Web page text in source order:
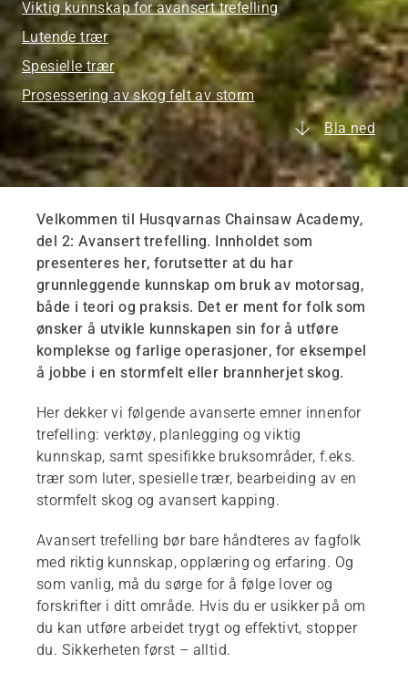
Viktig kunnskap for avansert trefelling
Lutende trær
Spesielle trær
Prosessering av skog felt av storm
Bla ned
Velkommen til Husqvarnas Chainsaw Academy,
del 2: Avansert trefelling. Innholdet som
presenteres her, forutsetter at du har
grunnleggende kunnskap om bruk av motorsag,
både i teori og praksis. Det er ment for folk som
ønsker å utvikle kunnskapen sin for å utføre
komplekse og farlige operasjoner, for eksempel
å jobbe i en stormfelt eller brannherjet skog.
Her dekker vi følgende avanserte emner innenfor
trefelling: verktøy, planlegging og viktig
kunnskap, samt spesifikke bruksområder, f.eks.
trær som luter, spesielle trær, bearbeiding av en
stormfelt skog og avansert kapping.
Avansert trefelling bør bare håndteres av fagfolk
med riktig kunnskap, opplæring og erfaring. Og
som vanlig, må du sørge for å følge lover og
forskrifter i ditt område. Hvis du er usikker på om
du kan utføre arbeidet trygt og effektivt, stopper
du. Sikkerheten først – alltid.